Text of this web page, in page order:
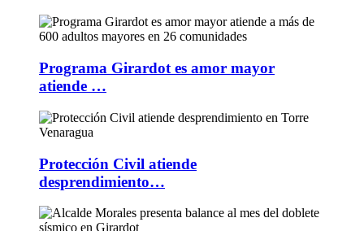
Programa Girardot es amor mayor
atiende …
Protección Civil atiende
desprendimiento…